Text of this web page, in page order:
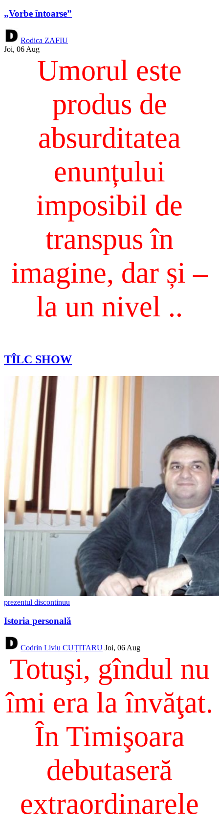
„Vorbe întoarse”
Rodica ZAFIU
Joi, 06 Aug
Umorul este
produs de
absurditatea
enunțului
imposibil de
transpus în
imagine, dar și –
la un nivel ..
TÎLC SHOW
prezentul discontinuu
Istoria personală
Codrin Liviu CUȚITARU Joi, 06 Aug
Totuşi, gîndul nu
îmi era la învăţat.
În Timişoara
debutaseră
extraordinarele